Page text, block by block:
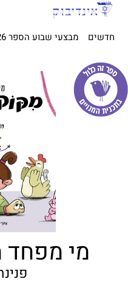
חדשים מבצעי שבוע הספר 2026
מי מפחד